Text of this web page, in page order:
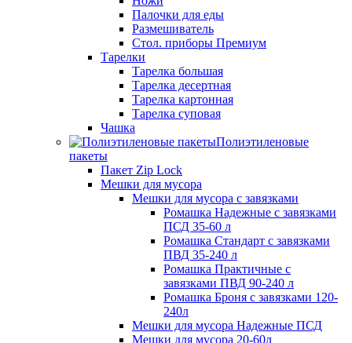
Палочки для еды
Размешиватель
Стол. приборы Премиум
Тарелки
Тарелка большая
Тарелка десертная
Тарелка картонная
Тарелка суповая
Чашка
Полиэтиленовые
пакеты
Пакет Zip Lock
Мешки для мусора
Мешки для мусора с завязками
Ромашка Надежные с завязками
ПСД 35-60 л
Ромашка Стандарт с завязками
ПВД 35-240 л
Ромашка Практичные с
завязками ПВД 90-240 л
Ромашка Броня с завязками 120-
240л
Мешки для мусора Надежные ПСД
Мешки для мусора 20-60л